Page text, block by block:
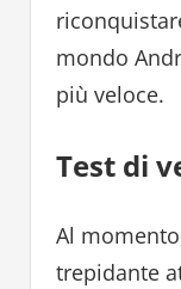
mondo
più veloce.
Test di
Al
trepidante